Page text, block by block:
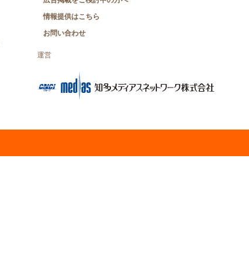
情報提供はこちら
お問い合わせ
運営